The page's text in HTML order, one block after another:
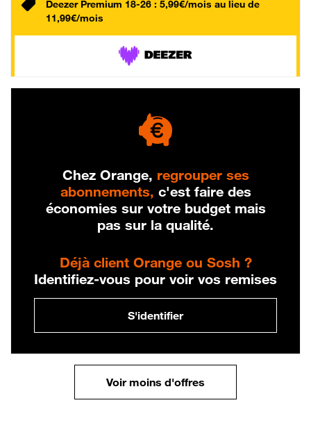
Deezer Premium 18-26 : 5,99€/mois au lieu de
11,99€/mois
Chez Orange, regrouper ses
abonnements, c'est faire des
économies sur votre budget mais
pas sur la qualité.
Déjà client Orange ou Sosh ?
Identifiez-vous pour voir vos remises
S'identifier
Voir moins d'offres